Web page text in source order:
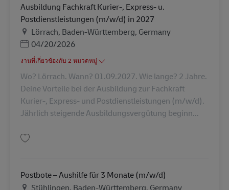
Ausbildung Fachkraft Kurier-, Express- u.
Postdienstleistungen (m/w/d) in 2027
สถานที่
Lörrach, Baden-Württemberg, Germany
Posted Date
04/20/2026
งานที่เกี่ยวข้องกับ 2 หมวดหมู่
Wo? Lörrach. Wann? 01.09.2027. Wie lange? 2 Jahre.
Deine Vorteile bei der Ausbildung zur Fachkraft
Kurier-, Express- und Postdienstleistungen (m/w/d).
Jährlich steigende Ausbildungsvergütung beginn...
Postbote – Aushilfe für 3 Monate (m/w/d)
สถานที่
Stühlingen, Baden-Württemberg, Germany